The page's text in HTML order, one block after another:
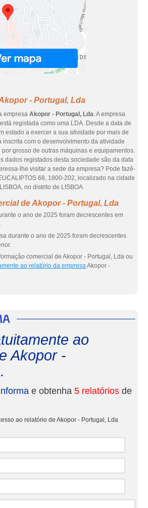
- Portugal, Lda
empresa Akopor - Portugal, Lda. A empresa
está registada como uma LDA. Desde a data de
estado a exercer a sua atividade por mais de
inscrita com o desenvolvimento da atividade
grosso de outras máquinas e equipamentos.
dados registados desta sociedade são da data
lhe visitar a sede da empresa? Pode fazê-
68, 1800-202, localizado na cidade
no distrito de LISBOA.
de Akopor - Portugal, Lda
o ano de 2025 foram decrescentes em
durante o ano de 2025 foram decrescentes
comercial de Akopor - Portugal, Lda ou
ao relatório da empresaAkopor -
ao
Akopor -
e obtenha 5 relatórios de
ao relatório de Akopor - Portugal, Lda